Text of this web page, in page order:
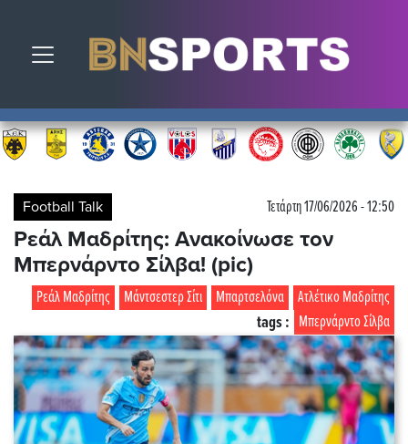
Toggle navigation
Football Talk Τετάρτη 17/06/2026 - 12:50
Ρεάλ Μαδρίτης: Ανακοίνωσε τον
Μπερνάρντο Σίλβα! (pic)
Ατλέτικο Μαδρίτης
Μπαρτσελόνα
Μάντσεστερ Σίτι
Ρεάλ Μαδρίτης
Μπερνάρντο Σίλβα
tags :